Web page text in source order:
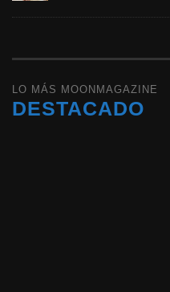
LO MÁS MOONMAGAZINE
DESTACADO